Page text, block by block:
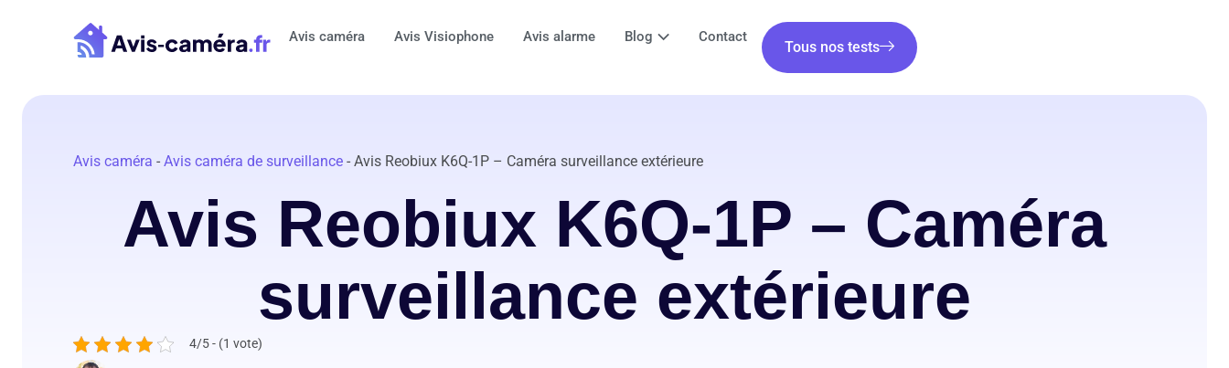
Avis caméra Avis Visiophone Avis alarme Blog Contact
Tous nos tests
Avis caméra - Avis caméra de surveillance - Avis Reobiux K6Q-1P – Caméra surveillance extérieure
Avis Reobiux K6Q-1P – Caméra
surveillance extérieure
4/5 - (1 vote)